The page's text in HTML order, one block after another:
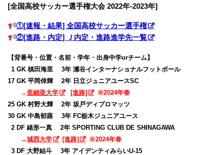
[全国高校サッカー選手権大会 2022年-2023年]
①[速報・結果] 全国高校サッカー選手権
②[進路・内定] Ｊ内定・進路進学先一覧
【背番号・位置・名前・学年・出身中学orチーム】
01 GK 槙田海里 3年 瀬谷インターナショナルフットボール
17 GK 平岡倖輝 2年 日立ジュニアユースSC
→ 亜細亜大学 [進路]
※2024年春
25 GK 村野大輝 2年 坂戸ディプロマッツ
30 GK 中島郁蕗 3年 FC栃木ジュニアユース
02 DF 緒形一真 2年 SPORTING CLUB DE SHINAGAWA
→城西大学 [進路]
※2024年春
03 DF 大野結斗 3年 アイデンティみらいU-15